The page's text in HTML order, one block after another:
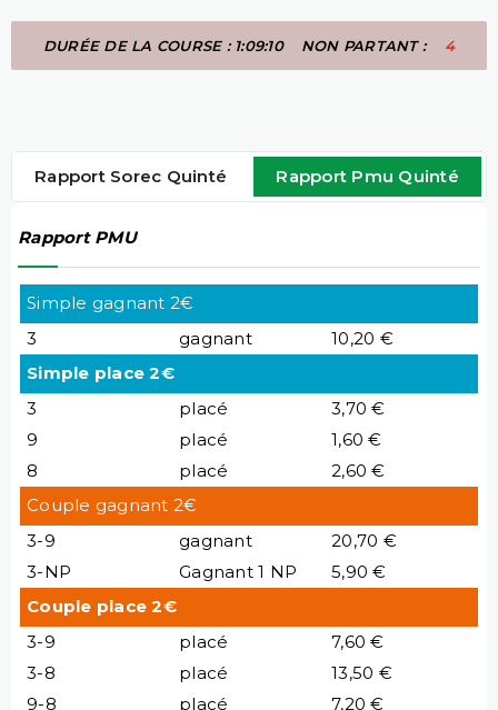
DURÉE DE LA COURSE : 1:09:10 NON PARTANT : 4
Rapport Sorec Quinté Rapport Pmu Quinté
Rapport PMU
Simple gagnant 2€
3
gagnant
10,20 €
Simple place 2€
3
placé
3,70 €
9
placé
1,60 €
8
placé
2,60 €
Couple gagnant 2€
3-9
gagnant
20,70 €
3-NP
Gagnant 1 NP
5,90 €
Couple place 2€
3-9
placé
7,60 €
3-8
placé
13,50 €
9-8
placé 7,20 €